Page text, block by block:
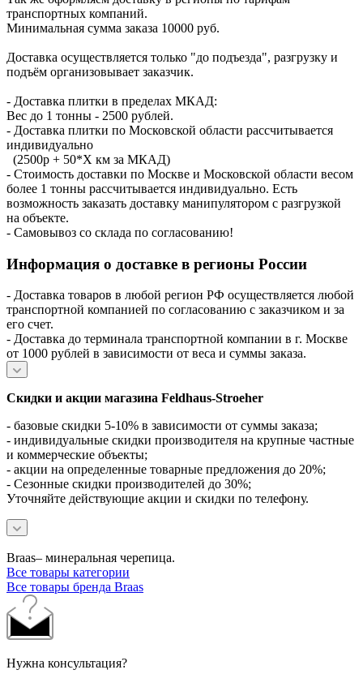
транспортных компаний.
Минимальная сумма заказа 10000 руб.
Доставка осуществляется только "до подъезда", разгрузку и
подъём организовывает заказчик.
- Доставка плитки в пределах МКАД:
Вес до 1 тонны - 2500 рублей.
- Доставка плитки по Московской области рассчитывается
индивидуально
(2500р + 50*X км за МКАД)
- Стоимость доставки по Москве и Московской области весом
более 1 тонны рассчитывается индивидуально. Есть
возможность заказать доставку манипулятором с разгрузкой
на объекте.
- Самовывоз со склада по согласованию!
Информация о доставке в регионы России
- Доставка товаров в любой регион РФ осуществляется любой
транспортной компанией по согласованию с заказчиком и за
его счет.
- Доставка до терминала транспортной компании в г. Москве
от 1000 рублей в зависимости от веса и суммы заказа.
Скидки и акции магазина Feldhaus-Stroeher
- базовые скидки 5-10% в зависимости от суммы заказа;
- индивидуальные скидки производителя на крупные частные
и коммерческие объекты;
- акции на определенные товарные предложения до 20%;
- Сезонные скидки производителей до 30%;
Уточняйте действующие акции и скидки по телефону.
Braas– минеральная черепица.
Все товары категории
Все товары бренда Braas
Нужна консультация?